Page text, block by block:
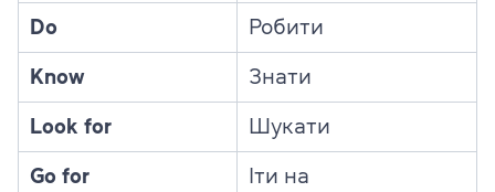
Do Робити
Know Знати
Look for Шукати
Go for Іти на